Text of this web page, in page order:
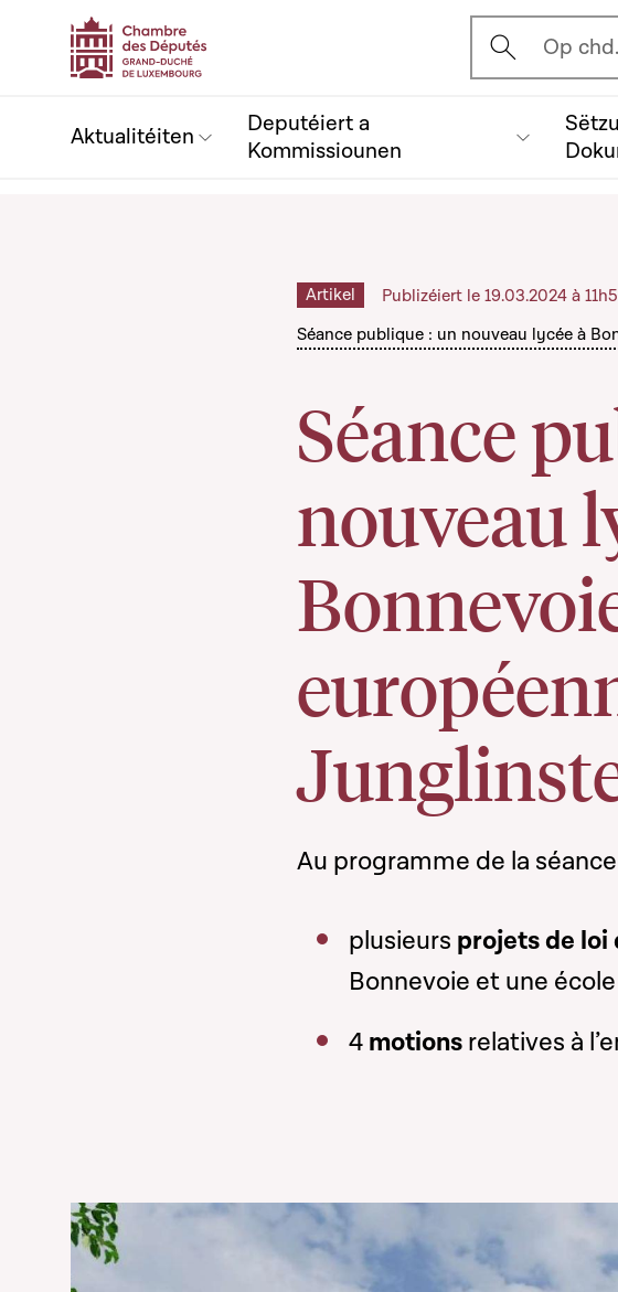
Ouvrir l'écran
Op
Aktualitéiten
Deputéiert a
Kommissiounen
Séance publique : un nouveau lycée à
Séance
nouveau
Artikel Publizéiert le 19.03.2024 à
Au programme de la
plusieurs projets de loi
Bonnevoie et une
4 motions relatives à